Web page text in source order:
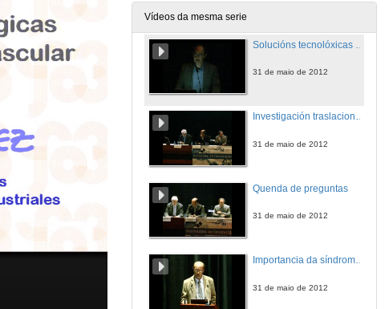
Vídeos da mesma serie
31 de maio de 2012
Investigación traslacional cardiovascular. Como Fomentala e cara a onde vai
31 de maio de 2012
Quenda de preguntas
31 de maio de 2012
Importancia da síndrome de fraxilidade na toma de decisións sobre o tratamento de pacientes con estenosis aórtica severa
31 de maio de 2012